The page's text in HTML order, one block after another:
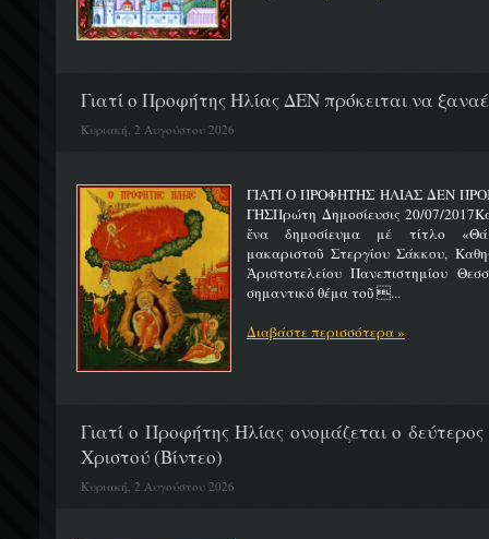
Γιατί ο Προφήτης Ηλίας ΔΕΝ πρόκειται να
Κυριακή, 2 Αυγούστου 2026
ΓΙΑΤΙ Ο ΠΡΟΦΗΤΗΣ ΗΛΙΑΣ ΔΕΝ
ΓΗΣΠρώτη Δημοσίευσις 20/07/
ἕνα δημοσίευμα μέ τίτλο
μακαριστοῦ Στεργίου Σάκκου,
Ἀριστοτελείου Πανεπιστημίου
σημαντικό θέμα τοῦ ...
Διαβάστε περισσότερα »
Γιατί ο Προφήτης Ηλίας ονομάζεται ο
Χριστού (Βίντεο)
Κυριακή, 2 Αυγούστου 2026